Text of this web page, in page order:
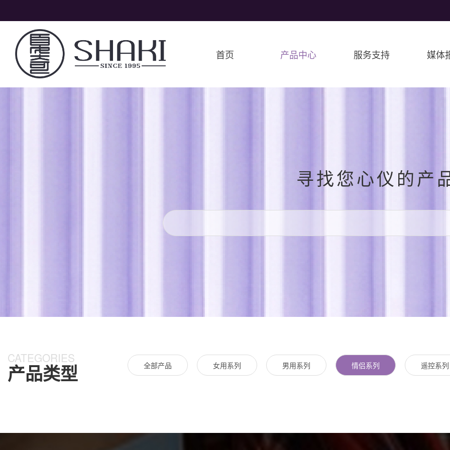
首页 产品中心 服务支持 媒体
寻找您心仪的产
CATEGORIES
产品类型 全部产品 女用系列 男用系列 情侣系列 遥控系列